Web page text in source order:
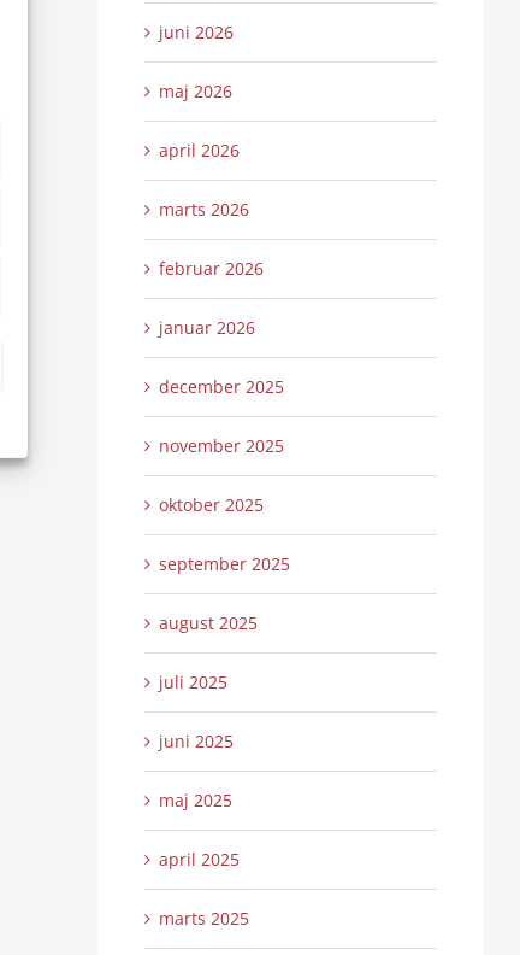
juni 2026
maj 2026
april 2026
marts 2026
februar 2026
januar 2026
december 2025
november 2025
oktober 2025
september 2025
august 2025
juli 2025
juni 2025
maj 2025
april 2025
marts 2025